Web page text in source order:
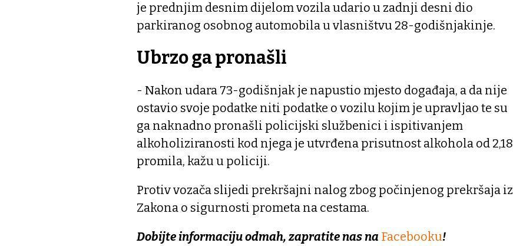
je prednjim desnim dijelom vozila udario u zadnji desni dio
parkiranog osobnog automobila u vlasništvu 28-godišnjakinje.
Ubrzo ga pronašli
- Nakon udara 73-godišnjak je napustio mjesto događaja, a da nije
ostavio svoje podatke niti podatke o vozilu kojim je upravljao te su
ga naknadno pronašli policijski službenici i ispitivanjem
alkoholiziranosti kod njega je utvrđena prisutnost alkohola od 2,18
promila, kažu u policiji.
Protiv vozača slijedi prekršajni nalog zbog počinjenog prekršaja iz
Zakona o sigurnosti prometa na cestama.
Dobijte informaciju odmah, zapratite nas na Facebooku!